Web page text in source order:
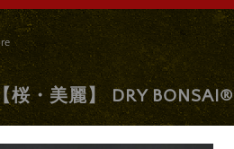
桜・美麗】 DRY BONSAI®